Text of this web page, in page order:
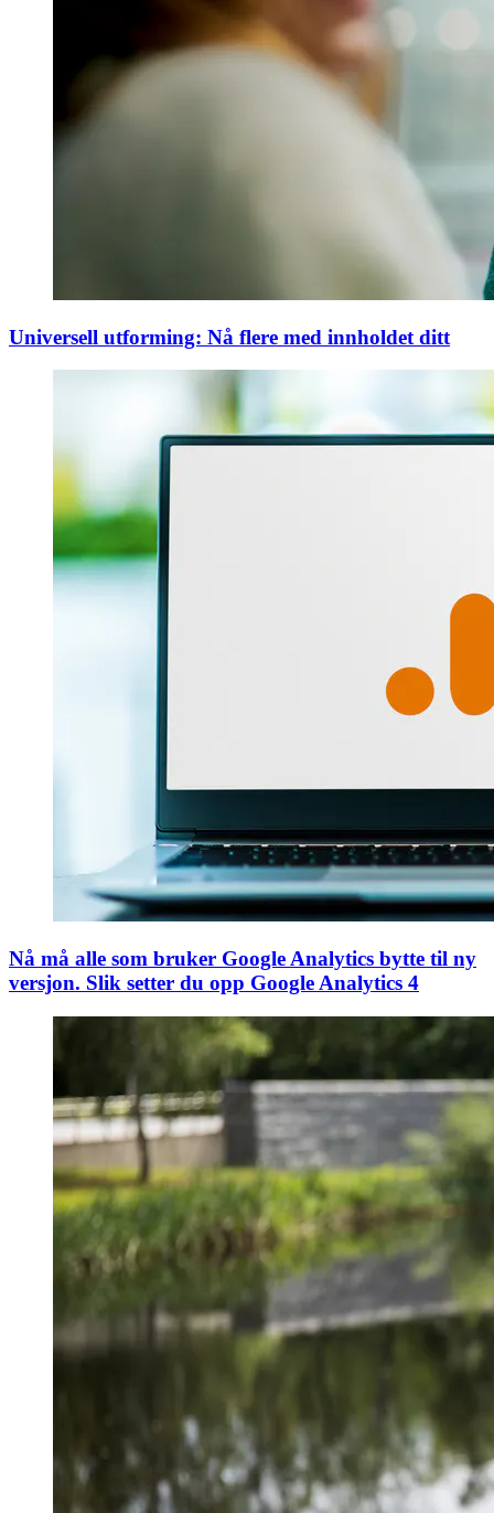
Universell utforming: Nå flere med innholdet ditt
Nå må alle som bruker Google Analytics bytte til ny
versjon. Slik setter du opp Google Analytics 4